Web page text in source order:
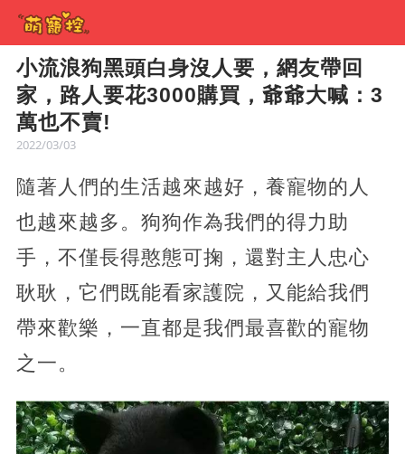
小流浪狗黑頭白身沒人要，網友帶回
家，路人要花3000購買，爺爺大喊：3
萬也不賣!
2022/03/03
隨著人們的生活越來越好，養寵物的人
也越來越多。狗狗作為我們的得力助
手，不僅長得憨態可掬，還對主人忠心
耿耿，它們既能看家護院，又能給我們
帶來歡樂，一直都是我們最喜歡的寵物
之一。